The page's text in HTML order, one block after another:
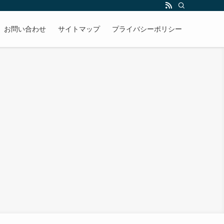
お問い合わせ サイトマップ プライバシーポリシー